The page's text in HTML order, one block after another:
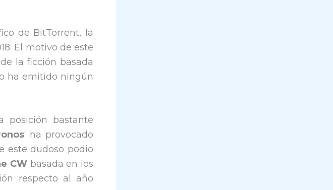
de BitTorrent, la
El motivo de este
la ficción basada
ha emitido ningún
posición bastante
‘ ha provocado
este dudoso podio
CWbasada en los
respecto al año